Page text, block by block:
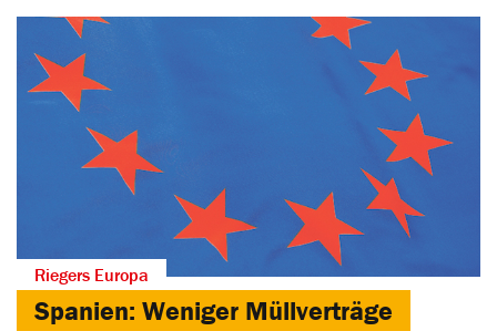
Riegers Europa
Spanien: Weniger Müllverträge